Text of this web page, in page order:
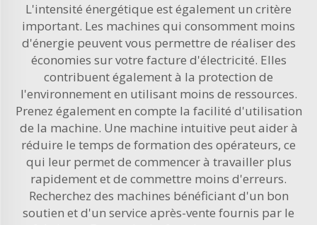
L'intensité énergétique est également un critère
important. Les machines qui consomment moins
d'énergie peuvent vous permettre de réaliser des
économies sur votre facture d'électricité. Elles
contribuent également à la protection de
l'environnement en utilisant moins de ressources.
Prenez également en compte la facilité d'utilisation
de la machine. Une machine intuitive peut aider à
réduire le temps de formation des opérateurs, ce
qui leur permet de commencer à travailler plus
rapidement et de commettre moins d'erreurs.
Recherchez des machines bénéficiant d'un bon
soutien et d'un service après-vente fournis par le